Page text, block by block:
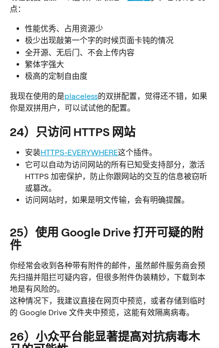
点：
性能优秀、占用资源少
极少出现敲第一个字的时候页面卡钝的情况
全开源、无后门、不会上传内容
繁体字强大
极高的定制自由度
我现在使用的是placeless的双拼配置，觉得还不错，如果
你是双拼用户，可以试试他的配置。
24）只访问 HTTPS 网站
安装HTTPS-EVERYWHERE这个插件。
它可以自动为访问网站的所有已知受支持部分，激活
HTTPS 加密保护，防止你跟网站的交互的信息被窃听
或篡改。
访问网站时，如果是明文传输，会有明确提醒。
25）使用 Google Drive 打开可疑的附
件
你经常会收到各种带有附件的邮件，虽然邮件服务商会预
先扫描并阻拦可疑内容，但很多附件伪装精妙，下载到本
地是有风险的。
这种情况下，我建议直接在网页中预览，或者存储到临时
的 Google Drive 文件夹中预览，这能有效隔离病毒。
26）小众平台能显著提高对抗病毒木